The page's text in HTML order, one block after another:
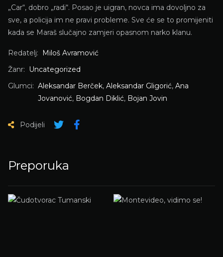
„Car“, dobro „radi“. Posao je uigran, novca ima dovoljno za
sve, a policija im ne pravi probleme. Sve će se to promijeniti
kada se Maraš slučajno zamjeri opasnom narko klanu.
Redatelj:
Miloš Avramović
Žanr:
Uncategorized
Glumci: Aleksandar Berček, Aleksandar Gligorić, Ana
Jovanović, Bogdan Diklić, Bojan Jovin
Podijeli
Preporuka